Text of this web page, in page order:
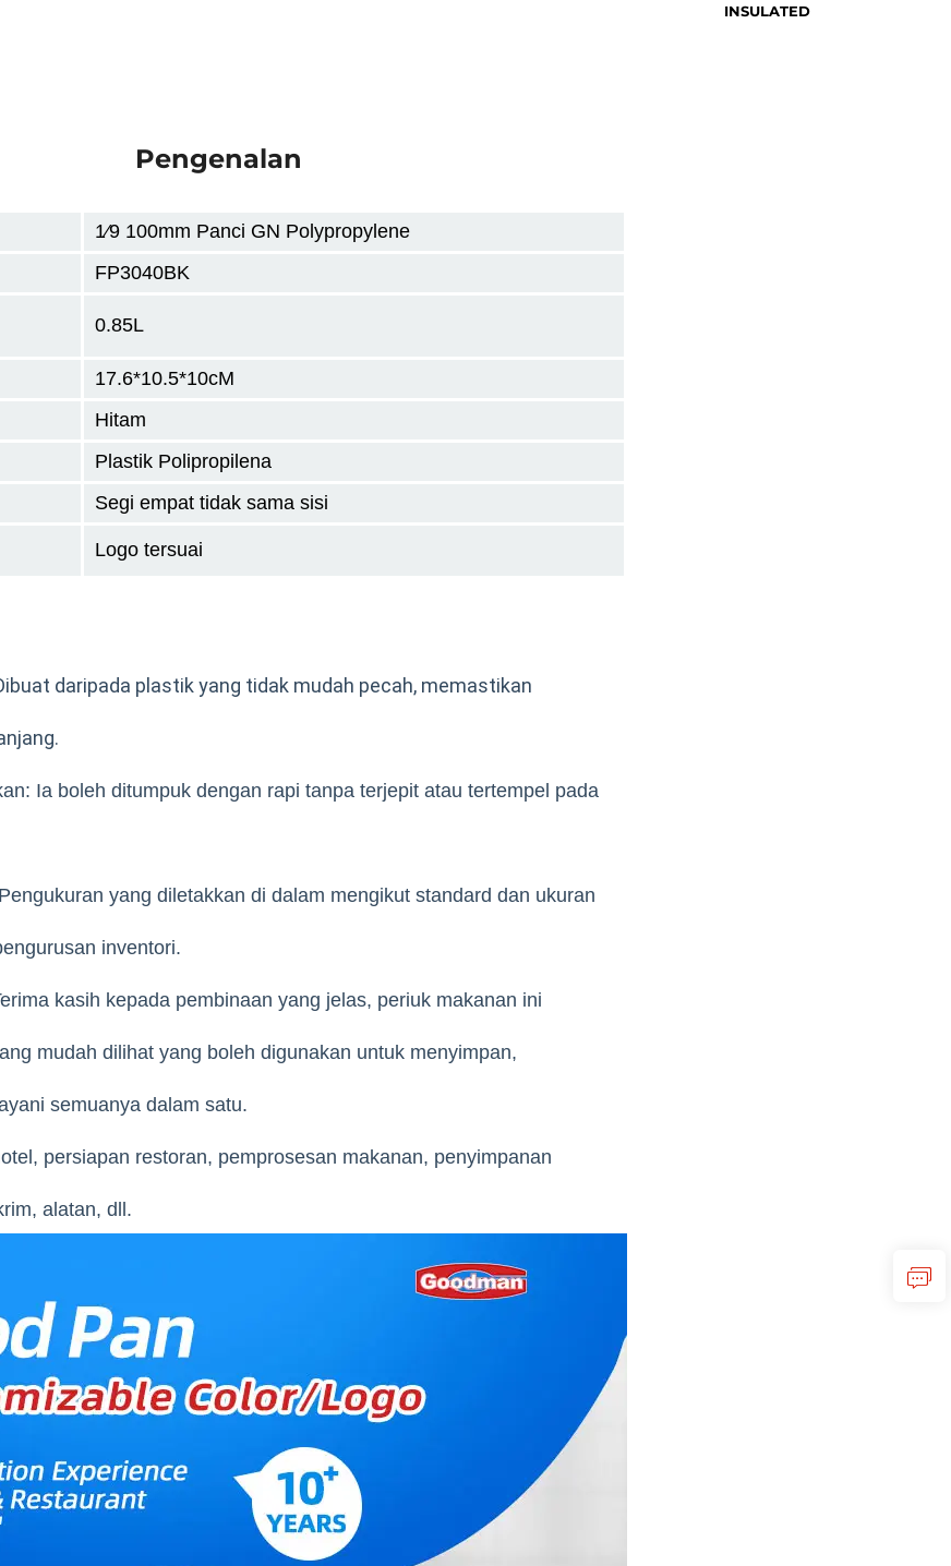
INSULATED
Pengenalan
1⁄9 100mm Panci GN Polypropylene
FP3040BK
0.85L
17.6*10.5*10cM
Hitam
Plastik Polipropilena
Segi empat tidak sama sisi
Logo tersuai
daripada plastik yang tidak mudah pecah, memastikan
Ia boleh ditumpuk dengan rapi tanpa terjepit atau tertempel pada
yang diletakkan di dalam mengikut standard dan ukuran
inventori.
kasih kepada pembinaan yang jelas, periuk makanan ini
mudah dilihat yang boleh digunakan untuk menyimpan,
semuanya dalam satu.
persiapan restoran, pemprosesan makanan, penyimpanan
alatan, dll.